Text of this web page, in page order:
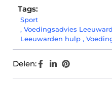
Tags:
Sport
, Voedingsadvies
Leeuwarden hulp ,
Delen: